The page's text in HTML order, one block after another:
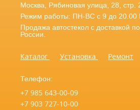
Москва
Рябиновая улица, 28, стр.
Режим работы: ПН-ВС с 9 до
Продажа автостекол с доставкой
России.
Каталог Установка Ремонт
Телефон:
+7 985 643-00-09
+7 903 727-10-00